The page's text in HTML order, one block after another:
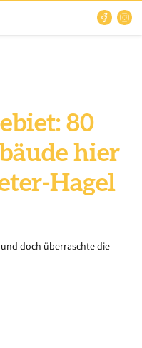
80
hier
Hagel
doch überraschte die